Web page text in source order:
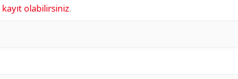
kayıt olabilirsiniz.